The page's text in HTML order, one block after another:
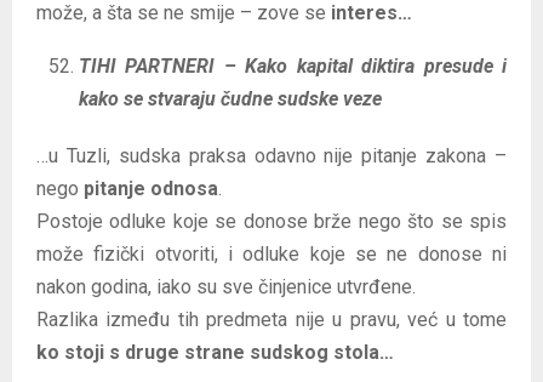
može, a šta se ne smije – zove se interes…
TIHI PARTNERI – Kako kapital diktira presude i
kako se stvaraju čudne sudske veze
…u Tuzli, sudska praksa odavno nije pitanje zakona –
nego pitanje odnosa.
Postoje odluke koje se donose brže nego što se spis
može fizički otvoriti, i odluke koje se ne donose ni
nakon godina, iako su sve činjenice utvrđene.
Razlika između tih predmeta nije u pravu, već u tome
ko stoji s druge strane sudskog stola…